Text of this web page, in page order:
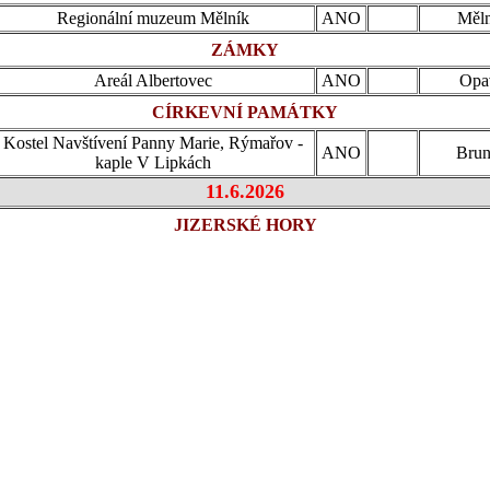
Regionální muzeum Mělník ANO
ZÁMKY
Areál Albertovec ANO
CÍRKEVNÍ PAMÁTKY
Kostel Navštívení Panny Marie, Rýmařov -
kaple V Lipkách
ANO
11.6.2026
JIZERSKÉ HORY